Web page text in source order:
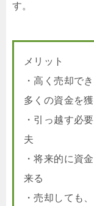
す。
メリット
・高く売却で
多くの資金を
・引っ越す必
夫
・将来的に資
来る
・売却しても